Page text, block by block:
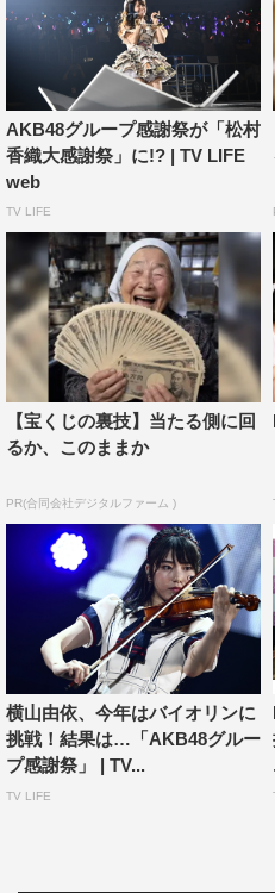
葉県市川市の名産の梨がプ
また、感謝祭にふさわしく
出し、客席に赴いて歌唱す
なたがいてくれたから」な
ァンと手を振り合ったり、「
たりして、感謝の気持ちを伝
終盤には、AKB48世界選抜
て、ランクインまでもう一歩
明らかに。昨年ランク外の最
内山命が、今年は41位に大躍
唾をのんで見守った。120位
びの笑顔を見せたり、涙を流
ふれた。
注目の101位は、AKB48の
家志津香とはわずか43票差
た！」「ここでは1位なので
おどけつつも、最後には「
います！ありがとうござい
©AKS
AKB48グループ感謝祭が「松村
香織大感謝祭」に!? | TV LIFE
web
TV LIFE
【宝くじの裏技】当たる側に回
るか、このままか
PR(合同会社デジタルファーム )
横山由依、今年はバイオリンに
挑戦！結果は…「AKB48グルー
プ感謝祭」 | TV...
TV LIFE